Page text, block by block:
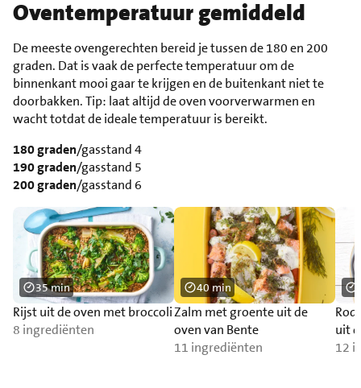
Oventemperatuur gemiddeld
De meeste ovengerechten bereid je tussen de 180 en 200
graden. Dat is vaak de perfecte temperatuur om de
binnenkant mooi gaar te krijgen en de buitenkant niet te
doorbakken. Tip: laat altijd de oven voorverwarmen en
wacht totdat de ideale temperatuur is bereikt.
180 graden/gasstand 4
190 graden/gasstand 5
200 graden/gasstand 6
Rijst uit de oven met broccoli
8 ingrediënten
35 min
Zalm met groente uit de
oven van Bente
11 ingrediënten
40 min
uit
12